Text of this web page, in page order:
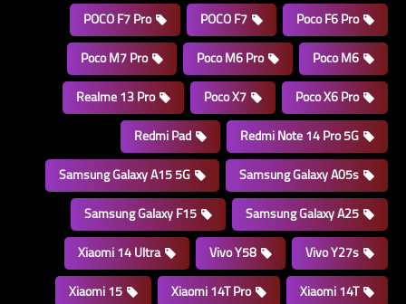
Poco F6 Pro
POCO F7
POCO F7 Pro
Poco M6
Poco M6 Pro
Poco M7 Pro
Poco X6 Pro
Poco X7
Realme 13 Pro
Redmi Note 14 Pro 5G
Redmi Pad
Samsung Galaxy A05s
Samsung Galaxy A15 5G
Samsung Galaxy A25
Samsung Galaxy F15
Vivo Y27s
Vivo Y58
Xiaomi 14 Ultra
Xiaomi 14T
Xiaomi 14T Pro
Xiaomi 15